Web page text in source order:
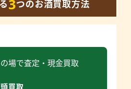
3つのお酒買取方法
場で査定・現金買取
買取